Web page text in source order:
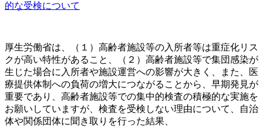
的な受検について
厚生労働省は、（１）高齢者施設等の入所者等は重症化リス
クが高い特性があること、（２）高齢者施設等で集団感染が
生じた場合に入所者や施設運営への影響が大きく、また、医
療提供体制への負荷の増大につながることから、早期発見が
重要であり、高齢者施設等での集中的検査の積極的な実施を
お願いしていますが、検査を受検しない理由について、自治
体や関係団体に聞き取りを行った結果、